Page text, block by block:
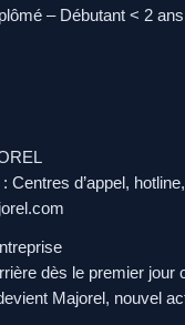
– Débutant < 2
Centres d’appel,
dès le premier jour
Majorel, nouvel